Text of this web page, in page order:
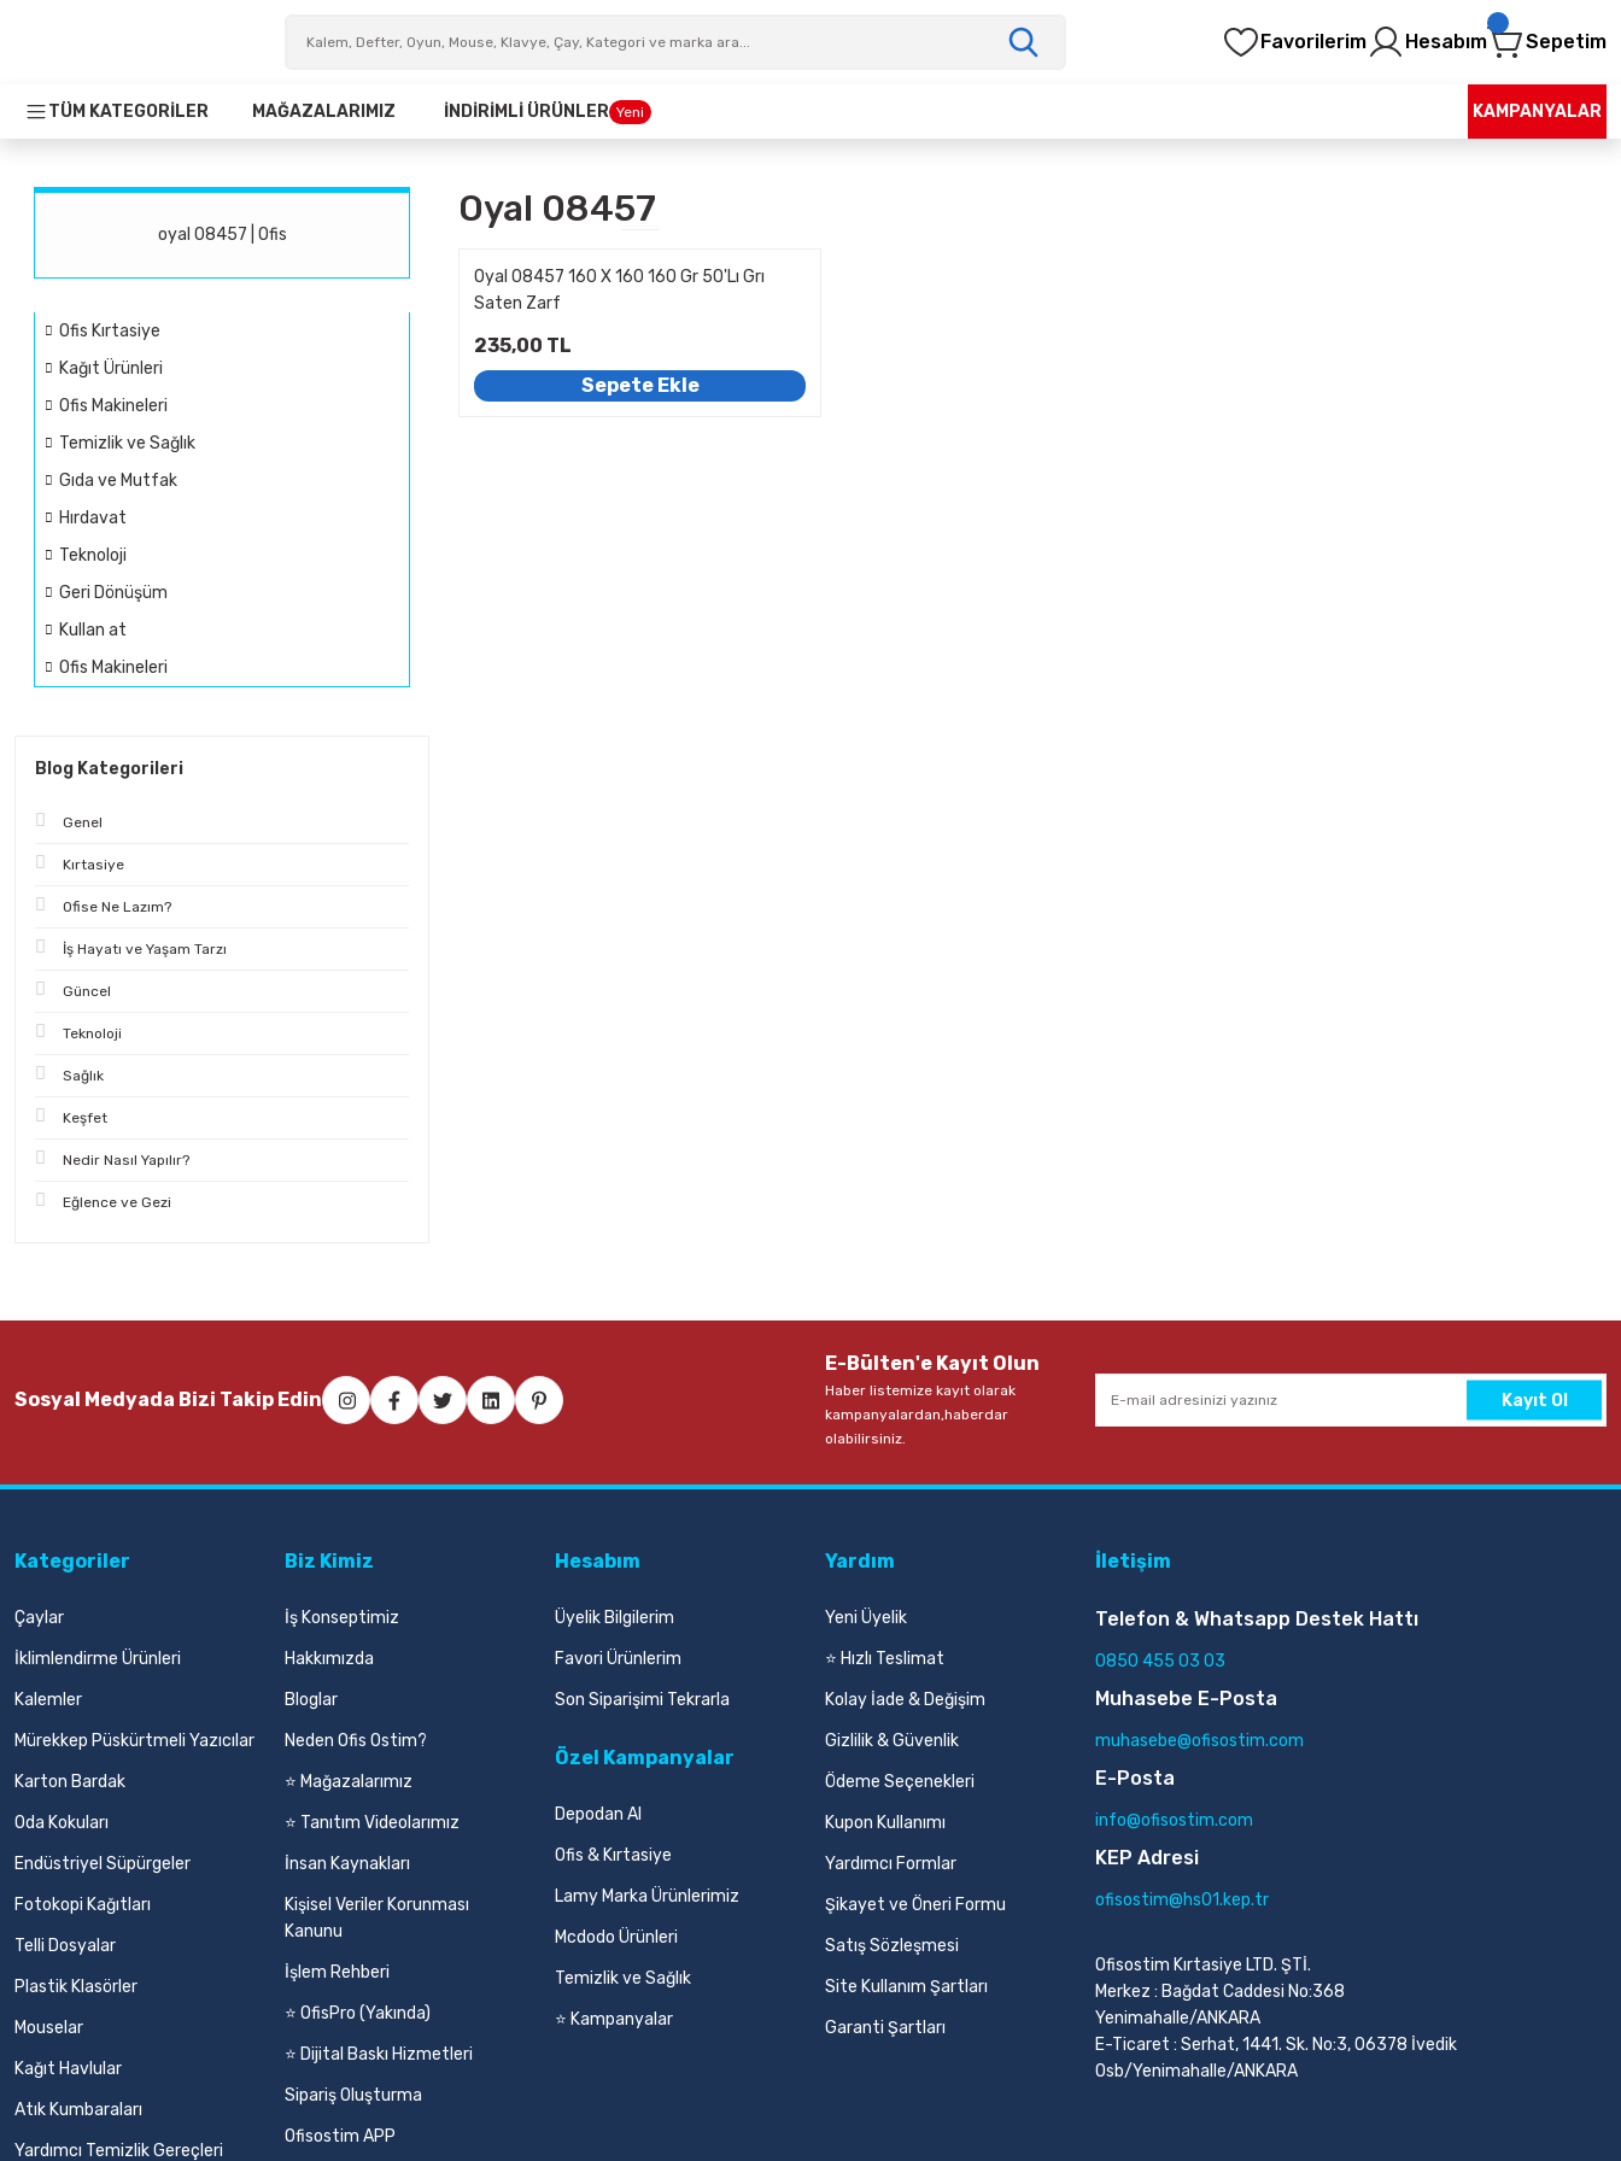
Favorilerim Hesabım Sepetim
TÜM KATEGORİLER MAĞAZALARIMIZ İNDİRİMLİ ÜRÜNLER Yeni KAMPANYALAR
oyal 08457 | Ofis
Ofis Kırtasiye
Kağıt Ürünleri
Ofis Makineleri
Temizlik ve Sağlık
Gıda ve Mutfak
Hırdavat
Teknoloji
Geri Dönüşüm
Kullan at
Ofis Makineleri
Blog Kategorileri
Genel
Kırtasiye
Ofise Ne Lazım?
İş Hayatı ve Yaşam Tarzı
Güncel
Teknoloji
Sağlık
Keşfet
Nedir Nasıl Yapılır?
Eğlence ve Gezi
Oyal 08457
Oyal 08457 160 X 160 160 Gr 50'Lı Grı
Saten Zarf
235,00 TL
Sepete Ekle
Sosyal Medyada Bizi Takip Edin
E-Bülten'e Kayıt Olun
Haber listemize kayıt olarak
kampanyalardan,haberdar
olabilirsiniz.
Kayıt Ol
Kategoriler
Çaylar
İklimlendirme Ürünleri
Kalemler
Mürekkep Püskürtmeli Yazıcılar
Karton Bardak
Oda Kokuları
Endüstriyel Süpürgeler
Fotokopi Kağıtları
Telli Dosyalar
Plastik Klasörler
Mouselar
Kağıt Havlular
Atık Kumbaraları
Yardımcı Temizlik Gereçleri
Biz Kimiz
İş Konseptimiz
Hakkımızda
Bloglar
Neden Ofis Ostim?
⭐ Mağazalarımız
⭐ Tanıtım Videolarımız
İnsan Kaynakları
Kişisel Veriler Korunması
Kanunu
İşlem Rehberi
⭐ OfisPro (Yakında)
⭐ Dijital Baskı Hizmetleri
Sipariş Oluşturma
Ofisostim APP
Hesabım
Üyelik Bilgilerim
Favori Ürünlerim
Son Siparişimi Tekrarla
Özel Kampanyalar
Depodan Al
Ofis & Kırtasiye
Lamy Marka Ürünlerimiz
Mcdodo Ürünleri
Temizlik ve Sağlık
⭐ Kampanyalar
Yardım
Yeni Üyelik
⭐ Hızlı Teslimat
Kolay İade & Değişim
Gizlilik & Güvenlik
Ödeme Seçenekleri
Kupon Kullanımı
Yardımcı Formlar
Şikayet ve Öneri Formu
Satış Sözleşmesi
Site Kullanım Şartları
Garanti Şartları
İletişim
Telefon & Whatsapp Destek Hattı
0850 455 03 03
Muhasebe E-Posta
muhasebe@ofisostim.com
E-Posta
info@ofisostim.com
KEP Adresi
ofisostim@hs01.kep.tr
Ofisostim Kırtasiye LTD. ŞTİ.
Merkez : Bağdat Caddesi No:368
Yenimahalle/ANKARA
E-Ticaret : Serhat, 1441. Sk. No:3, 06378 İvedik
Osb/Yenimahalle/ANKARA